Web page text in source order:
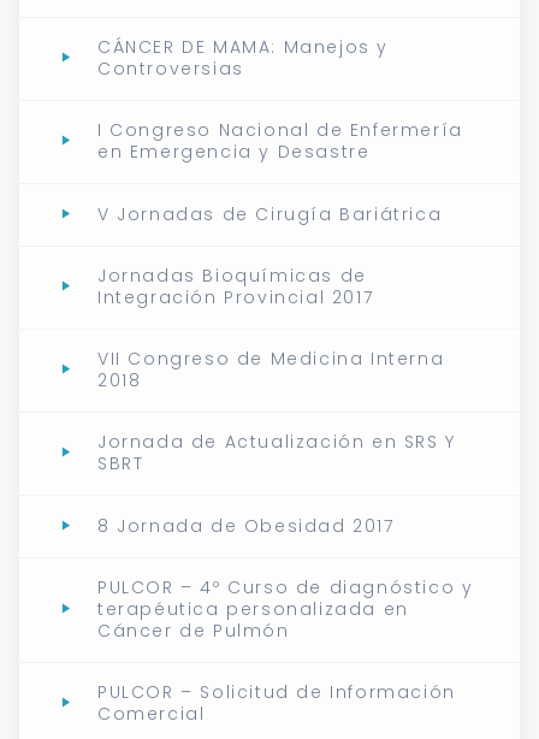
CÁNCER DE MAMA: Manejos y
Controversias
I Congreso Nacional de Enfermería
en Emergencia y Desastre
V Jornadas de Cirugía Bariátrica
Jornadas Bioquímicas de
Integración Provincial 2017
VII Congreso de Medicina Interna
2018
Jornada de Actualización en SRS Y
SBRT
8 Jornada de Obesidad 2017
PULCOR – 4º Curso de diagnóstico y
terapéutica personalizada en
Cáncer de Pulmón
PULCOR – Solicitud de Información
Comercial